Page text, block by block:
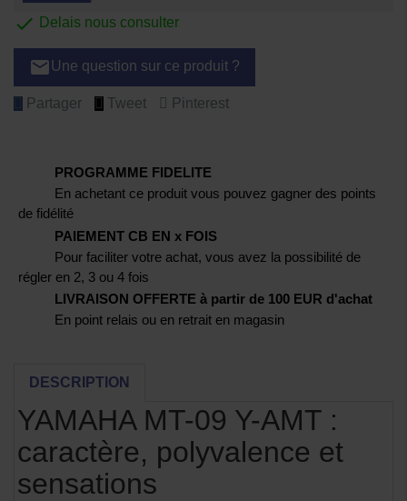
 Delais nous consulter
emailUne question sur ce produit ?
Partager Tweet Pinterest
PROGRAMME FIDELITE
En achetant ce produit vous pouvez gagner des points
de fidélité
PAIEMENT CB EN x FOIS
Pour faciliter votre achat, vous avez la possibilité de
régler en 2, 3 ou 4 fois
LIVRAISON OFFERTE à partir de 100 EUR d'achat
En point relais ou en retrait en magasin
DESCRIPTION
YAMAHA MT-09 Y-AMT :
caractère, polyvalence et
sensations